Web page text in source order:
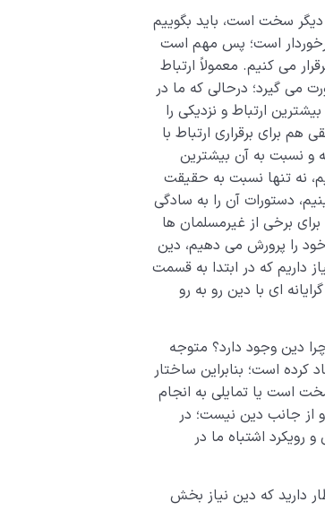
سخت است، باید بگوییم
است؛ پس مهم است
می کنیم. معمولاً ارتباط
می گیرد؛ درحالی که ما در
ارتباط و نزدیکی را
برای برقراری ارتباط با
و نسبت به آن بیشترین
نه تنها نسبت به حقیقت
دستورات آن را به سادگی
برخی از غیرمسلمان ها
را پرورش می دهیم، دین
داریم که در ابتدا به قسمت
ای با دین رو به رو
دین وجود دارد؟ متوجه
کرده است؛ بنابراین ساختار
است یا تمایلی به انجام
و از جانب دین نیست؛ در
اشتباه ما در
دارید که دین نیاز بخش